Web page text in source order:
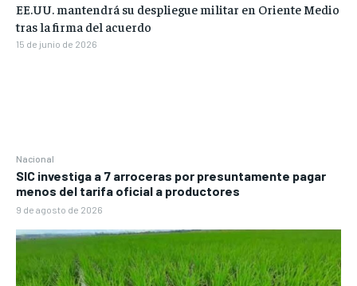
Nacional
SIC investiga a 7 arroceras por presuntamente pagar
menos del tarifa oficial a productores
9 de agosto de 2026
EE.UU. mantendrá su despliegue militar en Oriente Medio
tras la firma del acuerdo
15 de junio de 2026